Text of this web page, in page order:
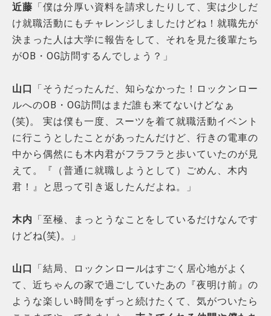
近藤 「僕は分厚い資料を請求したりして、実は少しだ
け就職活動にもチャレンジしましたけどね！就職先が
決まった人は大学に報告をして、それを見た後輩たち
がOB・OG訪問するんでしょう？」
山口
「そうだったんだ、知らなかった！ロックンロー
ルへのOB・OG訪問はまだ誰も来てないけどなぁ
(笑)。 実は僕も一度、スーツを着て就職活動イベント
に行こうとしたことがあったんだけど、行きの電車の
中から偶然にも木内君がフラフラと歩いていたのが見
えて。『（普通に就職しようとして）ごめん、木内
君！』と思って引き返したんだよね。」
木内 「至極、まっとうなことをしているだけなんです
けどね(笑)。」
山口
「結局、ロックンロールはすごく居心地がよく
て、近ちゃんの家で過ごしていたあの『夜明け前』の
ような楽しい時間をずっと続けたくて、気がついたら